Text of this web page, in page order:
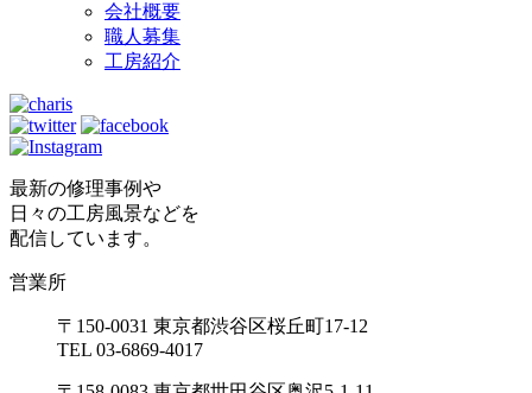
会社概要
職人募集
工房紹介
最新の修理事例や
日々の工房風景などを
配信しています。
営業所
〒150-0031 東京都渋谷区桜丘町17-12
TEL 03-6869-4017